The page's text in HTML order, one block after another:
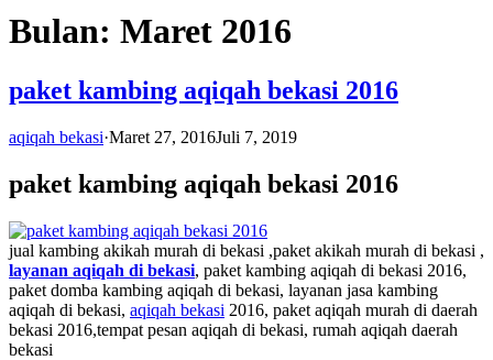
Bulan: Maret 2016
paket kambing aqiqah bekasi 2016
aqiqah bekasi·Maret 27, 2016Juli 7, 2019
paket kambing aqiqah bekasi 2016
jual kambing akikah murah di bekasi ,paket akikah murah di bekasi ,
layanan aqiqah di bekasi, paket kambing aqiqah di bekasi 2016,
paket domba kambing aqiqah di bekasi, layanan jasa kambing
aqiqah di bekasi, aqiqah bekasi 2016, paket aqiqah murah di daerah
bekasi 2016,tempat pesan aqiqah di bekasi, rumah aqiqah daerah
bekasi